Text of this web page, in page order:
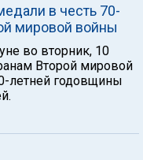
в честь 70-
мировой войны
во вторник, 10
Второй мировой
летней годовщины